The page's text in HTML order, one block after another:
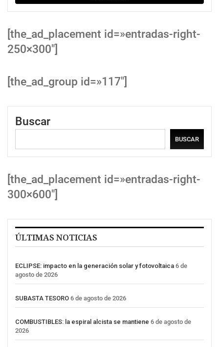
[the_ad_placement id=»entradas-right-
250×300″]
[the_ad_group id=»117″]
Buscar
BUSCAR
[the_ad_placement id=»entradas-right-
300×600″]
ÚLTIMAS NOTICIAS
ECLIPSE: impacto en la generación solar y fotovoltaica 6 de
agosto de 2026
SUBASTA TESORO 6 de agosto de 2026
COMBUSTIBLES: la espiral alcista se mantiene 6 de agosto de
2026